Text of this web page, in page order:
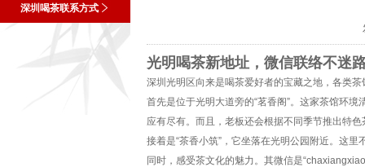
深圳喝茶联系方式
光明喝茶新地址，微信联络不迷
深圳光明区向来是喝茶爱好者的宝藏之地，各类
首先是位于光明大道旁的“茗香阁”。这家茶馆环
应有尽有。而且，老板还会根据不同季节推出特
接着是“茶香小筑”，它坐落在光明公园附近。这
同时，感受茶文化的魅力。其微信是